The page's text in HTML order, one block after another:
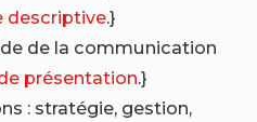
descriptive.}
de la communication
présentation.}
: stratégie, gestion,